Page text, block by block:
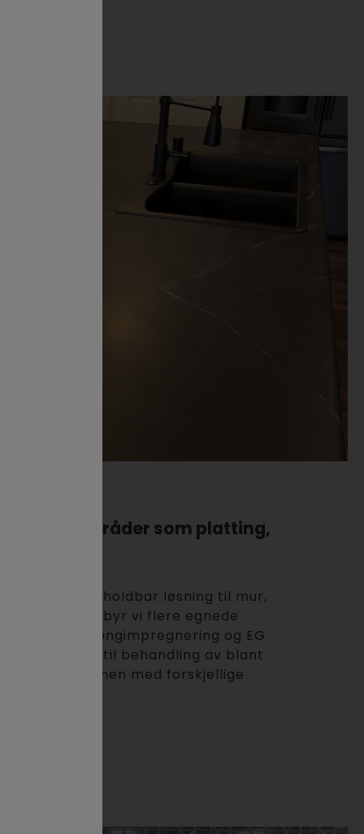
som platting,
etter en holdbar løsning til mur,
utendørs tilbyr vi flere egnede
EG Betongimpregnering og EG
løsninger til behandling av blant
balkonger, men med forskjellige